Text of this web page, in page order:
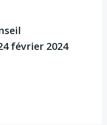
février 2024